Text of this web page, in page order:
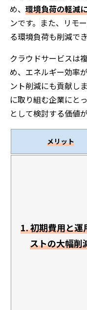
め、 環境負荷の軽減
ンです。また、リモ
る環境負荷も削減でき
クラウドサービスは
め、エネルギー効率
ント削減にも貢献し
に取り組む企業にと
として検討する価値
メリット
1. 初期費用と運
ストの大幅削